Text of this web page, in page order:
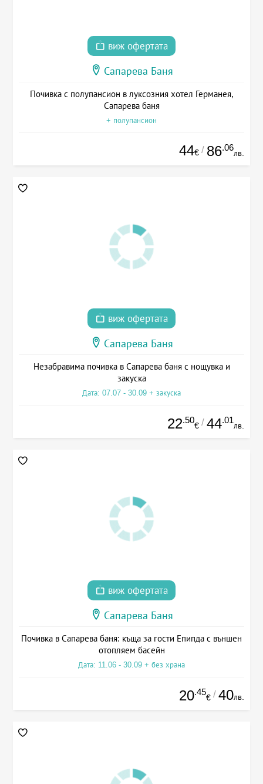
виж офертата
Сапарева Баня
Почивка с полупансион в луксозния хотел Германея,
Сапарева баня
+ полупансион
44€ / 86.06
лв.
виж офертата
Сапарева Баня
Незабравима почивка в Сапарева баня с нощувка и
закуска
Дата: 07.07 - 30.09 + закуска
22.50
€ / 44.01
лв.
виж офертата
Сапарева Баня
Почивка в Сапарева баня: къща за гости Епипда с външен
отопляем басейн
Дата: 11.06 - 30.09 + без храна
20.45
€ / 40лв.